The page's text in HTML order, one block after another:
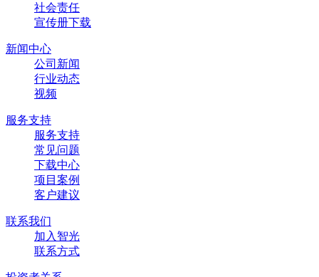
社会责任
宣传册下载
新闻中心
公司新闻
行业动态
视频
服务支持
服务支持
常见问题
下载中心
项目案例
客户建议
联系我们
加入智光
联系方式